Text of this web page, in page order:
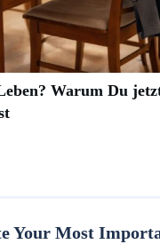
Warum Du
Your Most